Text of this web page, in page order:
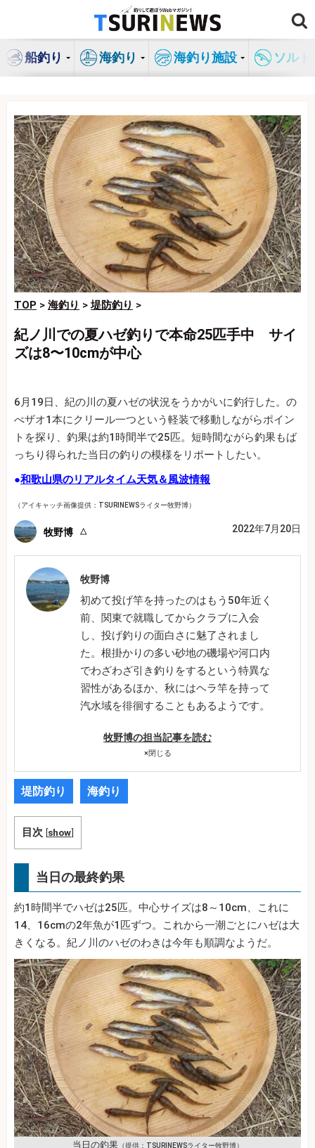
ン
船釣り 海釣り 海釣り施設 ソル
TOP > 海釣り >堤防釣り >
紀ノ川での夏ハゼ釣りで本命25匹手中 サイ
ズは8〜10cmが中心
6月19日、紀の川の夏ハゼの状況をうかがいに釣行した。の
べザオ1本にクリール一つという軽装で移動しながらポイン
トを探り、釣果は約1時間半で25匹。短時間ながら釣果もば
っちり得られた当日の釣りの模様をリポートしたい。
●和歌山県のリアルタイム天気＆風波情報
（アイキャッチ画像提供：TSURINEWSライター牧野博）
牧野博 2022年7月20日
牧野博
初めて投げ竿を持ったのはもう50年近く
前、関東で就職してからクラブに入会
し、投げ釣りの面白さに魅了されまし
た。根掛かりの多い砂地の磯場や河口内
でわざわざ引き釣りをするという特異な
習性があるほか、秋にはヘラ竿を持って
汽水域を徘徊することもあるようです。
牧野博の担当記事を読む
×閉じる
堤防釣り 海釣り
目次 [show]
当日の最終釣果
約1時間半でハゼは25匹。中心サイズは8～10cm、これに
14、16cmの2年魚が1匹ずつ。これから一潮ごとにハゼは大
きくなる。紀ノ川のハゼのわきは今年も順調なようだ。
当日の釣果（提供：TSURINEWSライター牧野博）